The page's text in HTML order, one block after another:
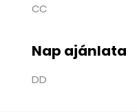
CC
Nap ajánlata
DD